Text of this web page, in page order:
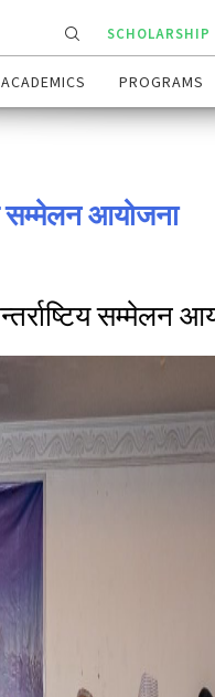
SCHOLARSHIP
ACADEMICS PROGRAMS
सम्मेलन आयोजना
सम्मेलन